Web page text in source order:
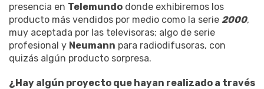
presencia en Telemundo donde exhibiremos los
producto más vendidos por medio como la serie 2000,
muy aceptada por las televisoras; algo de serie
profesional y Neumann para radiodifusoras, con
quizás algún producto sorpresa.
¿Hay algún proyecto que hayan realizado a través